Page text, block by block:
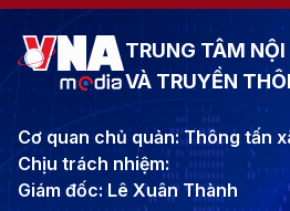
TRUNG TÂM NỘI
VÀ TRUYỀN
Cơ quan chủ quản: Thông tấn
Chịu trách nhiệm:
Giám đốc: Lê Xuân Thành